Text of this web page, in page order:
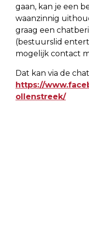
gaan, kan je een
waanzinnig
graag een
(bestuurslid
mogelijk contact
Dat kan via de
https://
ollenstreek/